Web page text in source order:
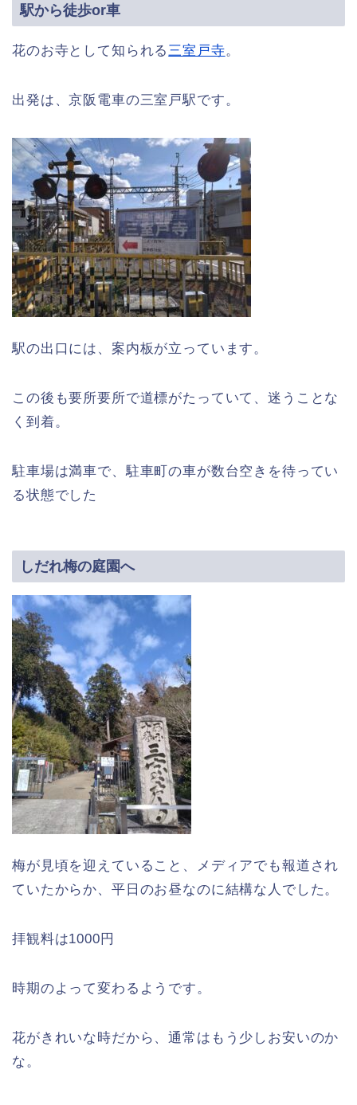
駅から徒歩or車
花のお寺として知られる 三室戸寺。
出発は、京阪電車の三室戸駅です。
駅の出口には、案内板が立っています。
この後も要所要所で道標がたっていて、迷うことな
く到着。
駐車場は満車で、駐車町の車が数台空きを待ってい
る状態でした
しだれ梅の庭園へ
梅が見頃を迎えていること、メディアでも報道され
ていたからか、平日のお昼なのに結構な人でした。
拝観料は1000円
時期のよって変わるようです。
花がきれいな時だから、通常はもう少しお安いのか
な。